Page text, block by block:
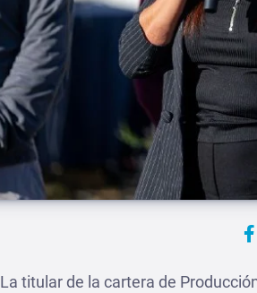
La titular de la cartera de